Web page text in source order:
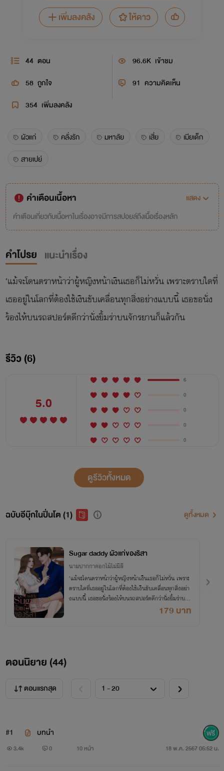
เพิ่มลงคลัง
ให้ดาว
44 ตอน 96.6K เข้าชม
58 ถูกใจ 91 ความคิดเห็น
354 เพิ่มลงคลัง
ผัวแก่ คลั่งรัก มหาลัย เสี่ย
เมียเด็ก
สายเปย์
คำเตือนเนื้อหา
แสดง
คำเตือนเกี่ยวกับเนื้อหาในเรื่องอาจมีการสปอยล์ถึงเนื้อเรื่องหลัก
คำโปรย แนะนำเรื่อง
‘แม้จะโดนตราหน้าว่าผู้หญิงหน้าเงินเธอก็ไม่หวั่น เพราะตราบใดที่
เธออยู่ในโลกที่ต้องใช้เงินขับเคลื่อนทุกสิ่งอย่างแบบนี้ เธอขอนั่ง
ร้องไห้บนรถสปอร์ตดีกว่านั่งยิ้มร่าบนจักรยานก็แล้วกัน
รีวิว (6)
5.0
6
0
0
0
0
ดูรีวิวทั้งหมด
ฉบับอีบุ๊กในปิ่นโต (1) ดูทั้งหมด
Sugar daddy ผัวแก่ของริสา
นามปากกาดอกไม้ไม่มีสี
‘แม้จะโดนตราหน้าว่าผู้หญิงหน้าเงินเธอก็ไม่หวั่น เพราะ
ตราบใดที่เธออยู่ในโลกที่ต้องใช้เงินขับเคลื่อนทุกสิ่งอย่า
งแบบนี้ เธอขอนั่งร้องไห้บนรถสปอร์ตดีกว่านั่งยิ้มร่าบน
179 บาท
ตอนนิยาย (44)
ตอนแรกสุด
#1 บทนำ
3.4k 0 10 หน้า 18 พ.ค. 2567 05:52 น.